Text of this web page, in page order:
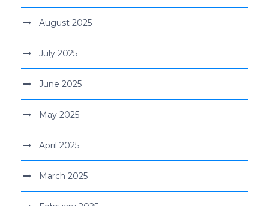
August 2025
July 2025
June 2025
May 2025
April 2025
March 2025